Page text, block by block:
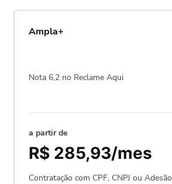
Ampla+
Nota 6,2 no Reclame Aqui
a partir de
R$ 285,93/mes
Contratação com CPF, CNPJ ou Adesão